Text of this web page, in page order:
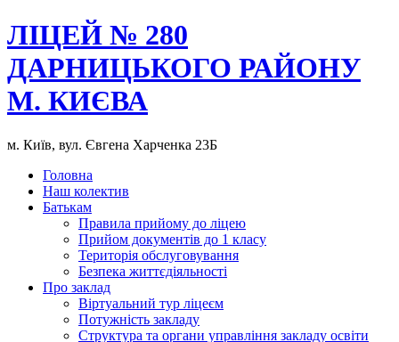
ЛІЦЕЙ № 280
ДАРНИЦЬКОГО РАЙОНУ
М. КИЄВА
м. Київ, вул. Євгена Харченка 23Б
Головна
Наш колектив
Батькам
Правила прийому до ліцею
Прийом документів до 1 класу
Територія обслуговування
Безпека життєдіяльності
Про заклад
Віртуальний тур ліцеєм
Потужність закладу
Структура та органи управління закладу освіти